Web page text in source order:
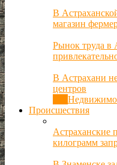
В
магазин
Рынок труда в
В Астрахани
центров
Происшествия
Астраханские
килограмм